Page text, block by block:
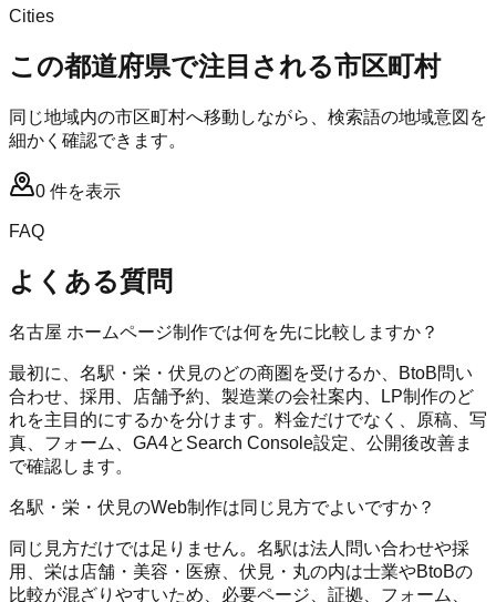
Cities
この都道府県で注目される市区町村
同じ地域内の市区町村へ移動しながら、検索語の地域意図を
細かく確認できます。
0 件を表示
FAQ
よくある質問
名古屋 ホームページ制作では何を先に比較しますか？
最初に、名駅・栄・伏見のどの商圏を受けるか、BtoB問い
合わせ、採用、店舗予約、製造業の会社案内、LP制作のど
れを主目的にするかを分けます。料金だけでなく、原稿、写
真、フォーム、GA4とSearch Console設定、公開後改善ま
で確認します。
名駅・栄・伏見のWeb制作は同じ見方でよいですか？
同じ見方だけでは足りません。名駅は法人問い合わせや採
用、栄は店舗・美容・医療、伏見・丸の内は士業やBtoBの
比較が混ざりやすいため、必要ページ、証拠、フォーム、